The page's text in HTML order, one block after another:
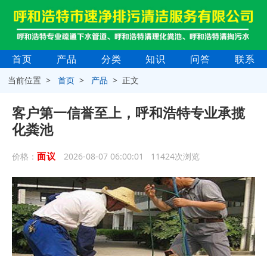
首页 产品 分类 知识 问答 联系
当前位置 >首页 > 产品 > 正文
客户第一信誉至上，呼和浩特专业承揽
化粪池
价格： 面议 2026-08-07 06:00:01 11424次浏览